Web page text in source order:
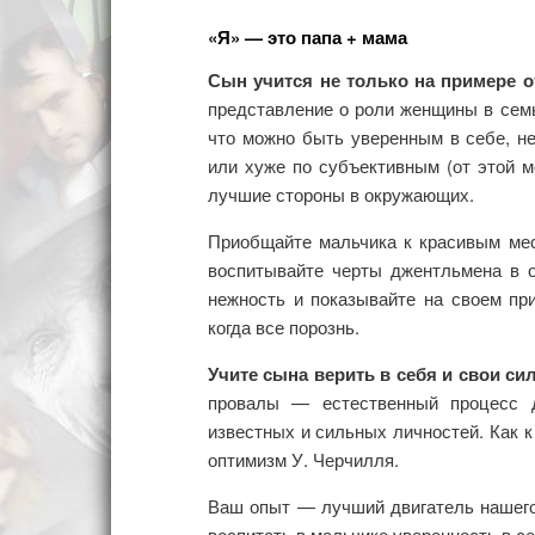
«Я» — это папа + мама
Сын учится не только на примере
представление о роли женщины в
что можно быть уверенным в себе,
или хуже по субъективным (от этой
лучшие стороны в окружающих.
Приобщайте мальчика к красивым
воспитывайте черты джентльмена
нежность и показывайте на своем
когда все порознь.
Учите сына верить в себя и свои
провалы — естественный процесс
известных и сильных личностей. Как
оптимизм У. Черчилля.
Ваш опыт — лучший двигатель